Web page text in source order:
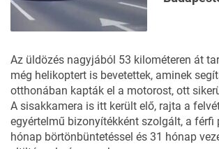
Az üldözés nagyjából 53 kilométeren át
még helikoptert is bevetettek, aminek
otthonában kapták el a motorost, ott
A sisakkamera is itt került elő, rajta a
egyértelmű bizonyítékként szolgált, a férfi
hónap börtönbüntetéssel és 31 hónap